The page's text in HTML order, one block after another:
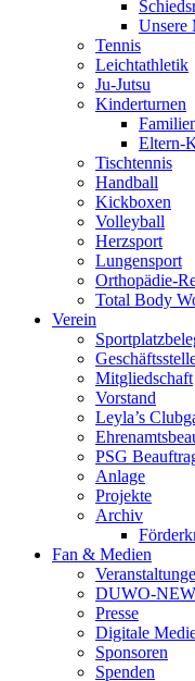
Unsere
Tennis
Leichtathletik
Ju-Jutsu
Kinderturnen
Eltern-
Tischtennis
Handball
Kickboxen
Volleyball
Herzsport
Lungensport
Orthopädie-
Total Body
Verein
Mitgliedschaft
Vorstand
Leyla’s
PSG
Anlage
Projekte
Archiv
Fan & Medien
DUWO-
Presse
Digitale
Sponsoren
Spenden